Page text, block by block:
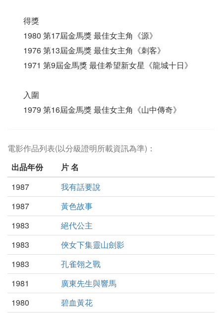
得獎
1980 第17屆金馬獎 最佳女主角《源》
1976 第13屆金馬獎 最佳女主角《刺客》
1971 第9屆金馬獎 最佳希望新女星《龍城十日》
入圍
1979 第16屆金馬獎 最佳女主角《山中傳奇》
電影作品列表(以分級證明所載資訊為準)：
出品年份
片 名
1987
我有話要說
1987
黃色故事
1983
絕代公主
1983
俠女下集靈山劍影
1983
孔雀翎之戰
1981
廣東先生與響馬
1980
碧血黃花